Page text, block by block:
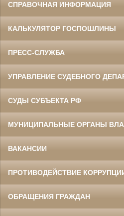
СПРАВОЧНАЯ ИНФОРМАЦИЯ
КАЛЬКУЛЯТОР ГОСПОШЛИНЫ
ПРЕСС-СЛУЖБА
УПРАВЛЕНИЕ СУДЕБНОГО
СУДЫ СУБЪЕКТА РФ
МУНИЦИПАЛЬНЫЕ ОРГАНЫ
ВАКАНСИИ
ПРОТИВОДЕЙСТВИЕ
ОБРАЩЕНИЯ ГРАЖДАН